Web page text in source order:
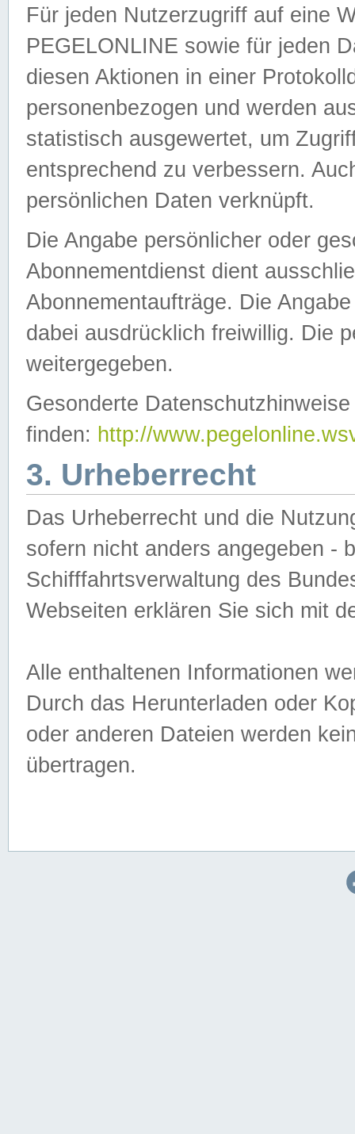
Für jeden Nutzerzugriff auf eine
PEGELONLINE sowie für jeden
diesen Aktionen in einer
personenbezogen und werden
statistisch ausgewertet, um
entsprechend zu verbessern.
persönlichen Daten verknüpft.
Die Angabe persönlicher oder
Abonnementdienst dient
Abonnementaufträge. Die
dabei ausdrücklich freiwillig. Die
weitergegeben.
Gesonderte
finden: http://
3. Urheberrecht
Das Urheberrecht und die
sofern nicht anders angegeben -
Schifffahrtsverwaltung des
Webseiten erklären Sie sich mit
Alle enthaltenen Informationen
Durch das Herunterladen oder
oder anderen Dateien werden
übertragen.